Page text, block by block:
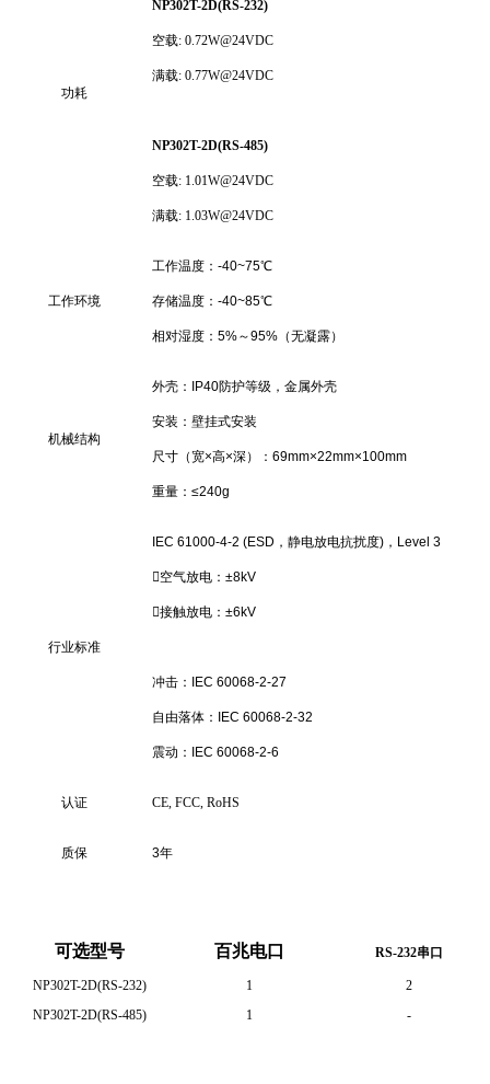
功耗
NP302T-2D(RS-232)
空载: 0.72W@24VDC
满载: 0.77W@24VDC
NP302T-2D(RS-485)
空载: 1.01W@24VDC
满载: 1.03W@24VDC
工作环境
工作温度：-40~75℃
存储温度：-40~85℃
相对湿度：5%～95%（无凝露）
机械结构
外壳：IP40防护等级，金属外壳
安装：壁挂式安装
尺寸（宽×高×深）：69mm×22mm×100mm
重量：≤240g
行业标准
IEC 61000-4-2 (ESD，静电放电抗扰度)，Level 3
空气放电：±8kV
接触放电：±6kV
冲击：IEC 60068-2-27
自由落体：IEC 60068-2-32
震动：IEC 60068-2-6
认证 CE, FCC, RoHS
质保 3年
可选型号 百兆电口 RS-232串口
NP302T-2D(RS-232) 1
2
NP302T-2D(RS-485)
1 -